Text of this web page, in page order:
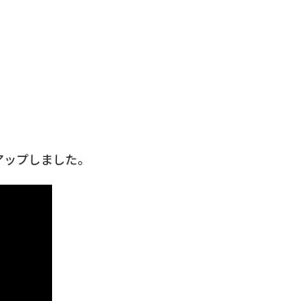
プしました。